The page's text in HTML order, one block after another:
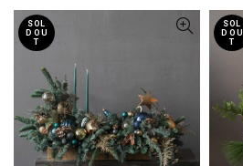
SOL
D OU
T
SOL
D OU
T